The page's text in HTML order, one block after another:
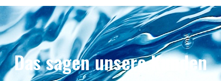
Das sagen unsere Kunden